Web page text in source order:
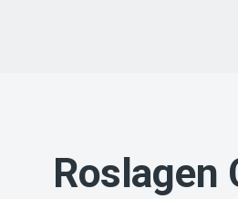
Roslagen